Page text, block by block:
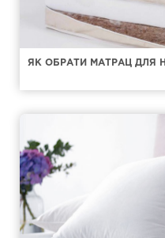
ЯК ОБРАТИ МАТРАЦ ДЛЯ